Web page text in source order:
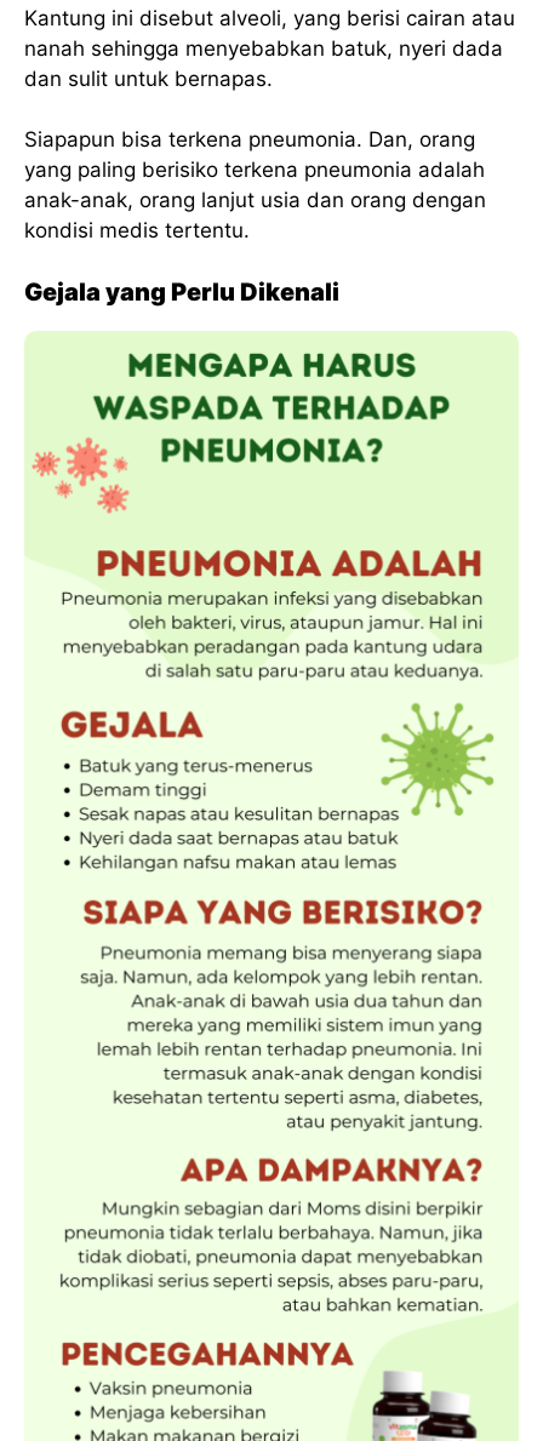
Kantung ini disebut alveoli, yang berisi cairan atau
nanah sehingga menyebabkan batuk, nyeri dada
dan sulit untuk bernapas.
Siapapun bisa terkena pneumonia. Dan, orang
yang paling berisiko terkena pneumonia adalah
anak-anak, orang lanjut usia dan orang dengan
kondisi medis tertentu.
Gejala yang Perlu Dikenali